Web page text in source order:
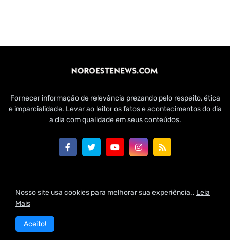
Fornecer informação de relevância prezando pelo respeito, ética
e imparcialidade. Levar ao leitor os fatos e acontecimentos do dia
a dia com qualidade em seus conteúdos.
Customizado por Edmundo Baía Júnior para Jornal Noroeste
Home
Nosso site usa cookies para melhorar sua experiência.. Leia
Mais
Aceito!